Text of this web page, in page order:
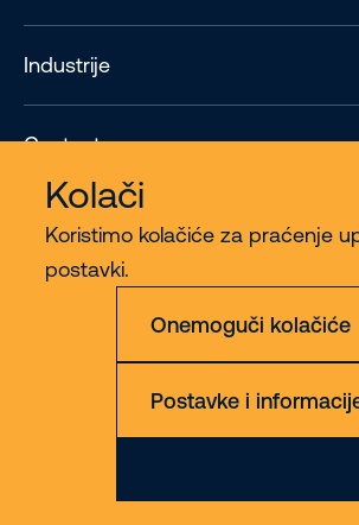
Kolači
Koristimo kolačiće za praćenje
postavki.
Onemoguči kolačiće
Postavke i
Industrije
Contact
Više